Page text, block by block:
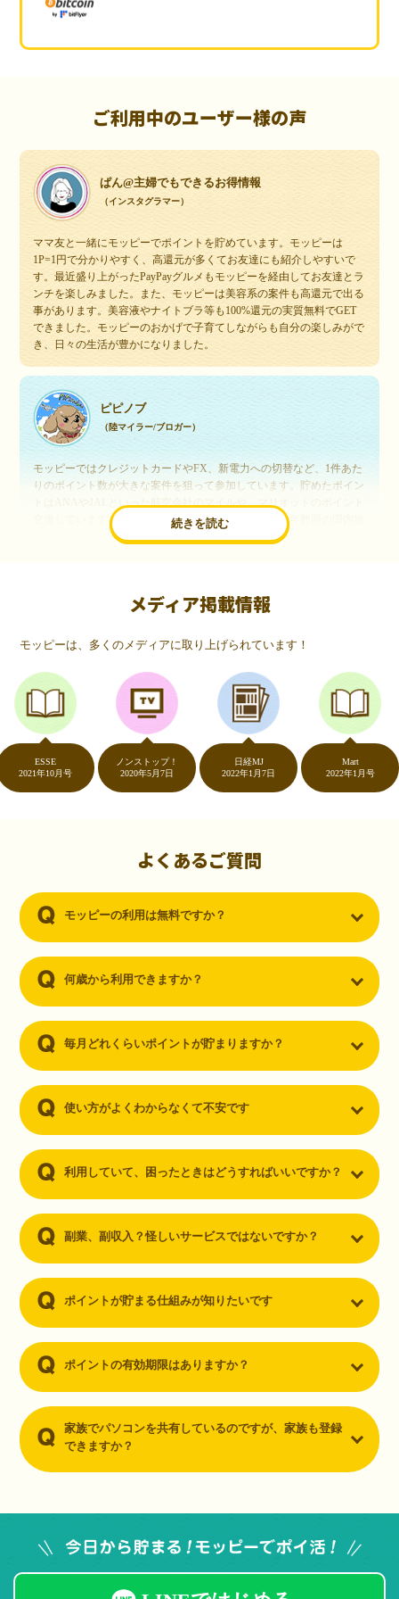
ご利用中のユーザー様の声
ぱん@主婦でもできるお得情報
（インスタグラマー）
ママ友と一緒にモッピーでポイントを貯めています。モッピーは
1P=1円で分かりやすく、高還元が多くてお友達にも紹介しやすいで
す。最近盛り上がったPayPayグルメもモッピーを経由してお友達とラ
ンチを楽しみました。また、モッピーは美容系の案件も高還元で出る
事があります。美容液やナイトブラ等も100%還元の実質無料でGET
できました。モッピーのおかげで子育てしながらも自分の楽しみがで
き、日々の生活が豊かになりました。
続きを読む
ピピノブ
（陸マイラー/ブロガー）
モッピーではクレジットカードやFX、新電力への切替など、1件あた
りのポイント数が大きな案件を狙って参加しています。貯めたポイン
交換しています。このようにすることで、ほぼ無料で年数回の国内旅
行や海外旅行を実現しています。モッピーは陸マイラーや旅行好きに
いつものネットショッピングが、モッピーでお得
（20代・女性）
友達に勧められてモッピーをはじめました。空いた時間にスマホで買
い物をすることが多いのですが、モッピーを経由するだけでショップ
のポイントとモッピーのポイントが二重で貯まることを知り、ビック
リ…！いつものネットショッピングをモッピーを経由するだけでポイ
ントが貯まるなんて…もっと早く教えてほしかった～！貯まったポイ
ントはギフト券に交換して、プチ贅沢を楽しんでます♪
（30代・男性）
ーを知りました。クレジットカードを発行するだけでポイントが貯ま
るならと無料登録して、クレジットカードの発行やアプリダウンロー
メディア掲載情報
モッピーは、多くのメディアに取り上げられています！
年10月号
ノンストップ！
2020年5月7日
日経MJ
2022年1月7日
2022年1月号
よくあるご質問
モッピーの利用は無料ですか？
何歳から利用できますか？
毎月どれくらいポイントが貯まりますか？
使い方がよくわからなくて不安です
利用していて、困ったときはどうすればいいですか？
副業、副収入？怪しいサービスではないですか？
ポイントが貯まる仕組みが知りたいです
ポイントの有効期限はありますか？
家族でパソコンを共有しているのですが、家族も登録
できますか？